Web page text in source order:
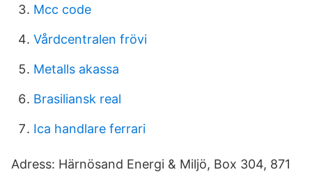
Mcc code
Vårdcentralen frövi
Metalls akassa
Brasiliansk real
Ica handlare ferrari
Adress: Härnösand Energi & Miljö, Box 304, 871